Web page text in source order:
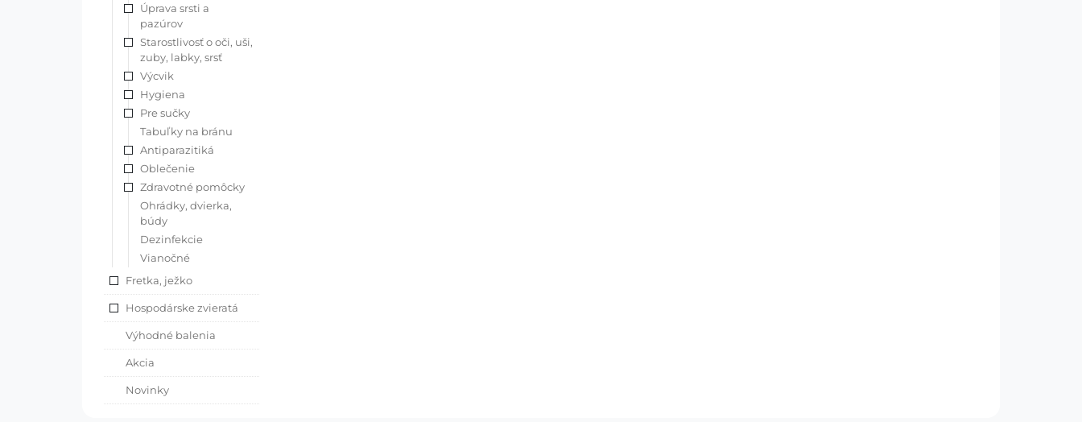
Úprava srsti a
pazúrov
Starostlivosť o oči, uši,
zuby, labky, srsť
Výcvik
Hygiena
Pre sučky
Tabuľky na bránu
Antiparazitiká
Oblečenie
Zdravotné pomôcky
Ohrádky, dvierka,
búdy
Dezinfekcie
Vianočné
Fretka, ježko
Hospodárske zvieratá
Výhodné balenia
Akcia
Novinky